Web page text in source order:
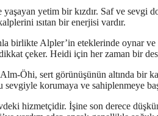
yetim bir kızdır. Saf ve sevgi
ısıtan bir enerjisi vardır.
birlikte Alpler’in eteklerinde oynar
çeker. Heidi için her zaman bir
Öhi, sert görünüşünün altında bir
korumaya ve sahiplenmeye
hizmetçidir. İşine son derece